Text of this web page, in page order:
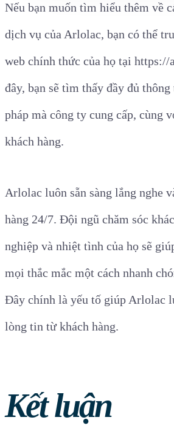
Nếu bạn muốn tìm hiểu thêm về
dịch vụ của Arlolac, bạn có thể
web chính thức của họ tại
đây, bạn sẽ tìm thấy đầy đủ
pháp mà công ty cung cấp, cùng
khách hàng.
Arlolac luôn sẵn sàng lắng nghe
hàng 24/7. Đội ngũ chăm sóc
nghiệp và nhiệt tình của họ sẽ
mọi thắc mắc một cách nhanh
Đây chính là yếu tố giúp Arlolac
lòng tin từ khách hàng.
Kết luận